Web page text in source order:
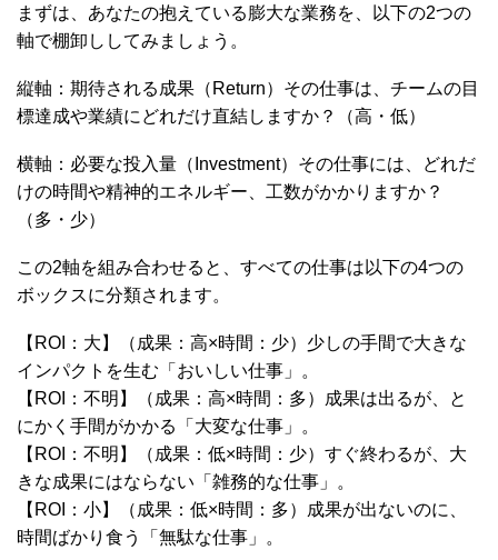
まずは、あなたの抱えている膨大な業務を、以下の2つの
軸で棚卸ししてみましょう。
縦軸：期待される成果（Return）その仕事は、チームの目
標達成や業績にどれだけ直結しますか？（高・低）
横軸：必要な投入量（Investment）その仕事には、どれだ
けの時間や精神的エネルギー、工数がかかりますか？
（多・少）
この2軸を組み合わせると、すべての仕事は以下の4つの
ボックスに分類されます。
【ROI：大】（成果：高×時間：少）少しの手間で大きな
インパクトを生む「おいしい仕事」。
【ROI：不明】（成果：高×時間：多）成果は出るが、と
にかく手間がかかる「大変な仕事」。
【ROI：不明】（成果：低×時間：少）すぐ終わるが、大
きな成果にはならない「雑務的な仕事」。
【ROI：小】（成果：低×時間：多）成果が出ないのに、
時間ばかり食う「無駄な仕事」。